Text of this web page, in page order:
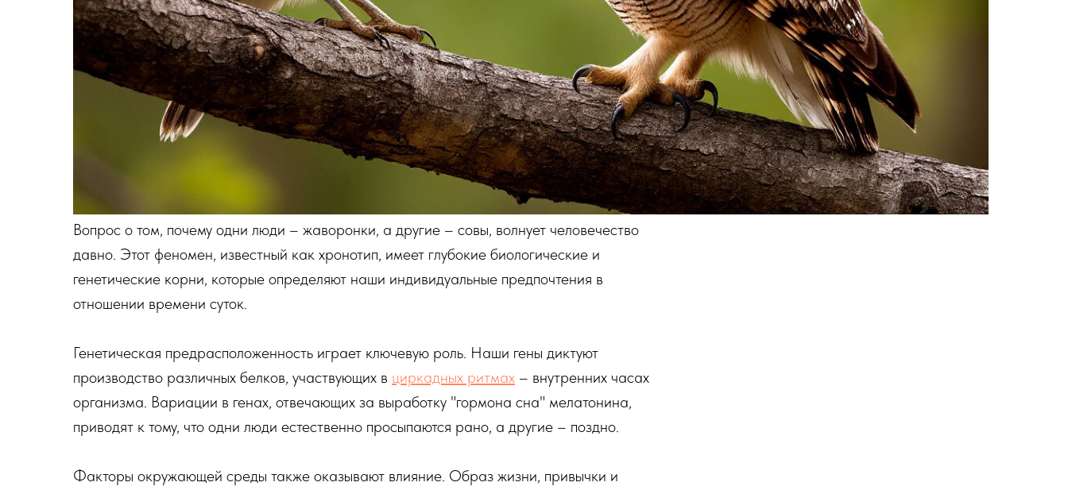
Вопрос о том, почему одни люди – жаворонки, а другие – совы, волнует человечество
давно. Этот феномен, известный как хронотип, имеет глубокие биологические и
генетические корни, которые определяют наши индивидуальные предпочтения в
отношении времени суток.
Генетическая предрасположенность играет ключевую роль. Наши гены диктуют
производство различных белков, участвующих в циркадных ритмах – внутренних часах
организма. Вариации в генах, отвечающих за выработку "гормона сна" мелатонина,
приводят к тому, что одни люди естественно просыпаются рано, а другие – поздно.
Факторы окружающей среды также оказывают влияние. Образ жизни, привычки и